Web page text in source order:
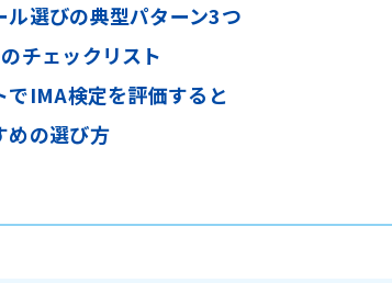
ル選びの典型パターン3つ
チェックリスト
でIMA検定を評価すると
めの選び方